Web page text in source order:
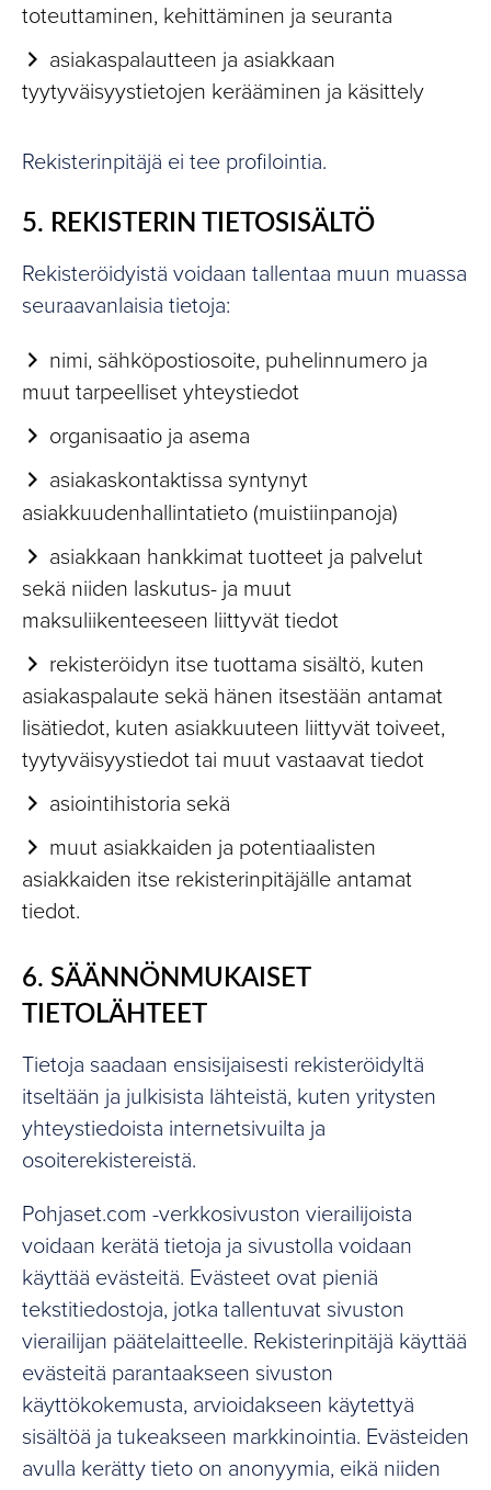
toteuttaminen, kehittäminen ja seuranta
asiakaspalautteen ja asiakkaan
tyytyväisyystietojen kerääminen ja käsittely
Rekisterinpitäjä ei tee profilointia.
5. REKISTERIN TIETOSISÄLTÖ
Rekisteröidyistä voidaan tallentaa muun muassa
seuraavanlaisia tietoja:
nimi, sähköpostiosoite, puhelinnumero ja
muut tarpeelliset yhteystiedot
organisaatio ja asema
asiakaskontaktissa syntynyt
asiakkuudenhallintatieto (muistiinpanoja)
asiakkaan hankkimat tuotteet ja palvelut
sekä niiden laskutus- ja muut
maksuliikenteeseen liittyvät tiedot
rekisteröidyn itse tuottama sisältö, kuten
asiakaspalaute sekä hänen itsestään antamat
lisätiedot, kuten asiakkuuteen liittyvät toiveet,
tyytyväisyystiedot tai muut vastaavat tiedot
asiointihistoria sekä
muut asiakkaiden ja potentiaalisten
asiakkaiden itse rekisterinpitäjälle antamat
tiedot.
6. SÄÄNNÖNMUKAISET
TIETOLÄHTEET
Tietoja saadaan ensisijaisesti rekisteröidyltä
itseltään ja julkisista lähteistä, kuten yritysten
yhteystiedoista internetsivuilta ja
osoiterekistereistä.
Pohjaset.com -verkkosivuston vierailijoista
voidaan kerätä tietoja ja sivustolla voidaan
käyttää evästeitä. Evästeet ovat pieniä
tekstitiedostoja, jotka tallentuvat sivuston
vierailijan päätelaitteelle. Rekisterinpitäjä käyttää
evästeitä parantaakseen sivuston
käyttökokemusta, arvioidakseen käytettyä
sisältöä ja tukeakseen markkinointia. Evästeiden
avulla kerätty tieto on anonyymia, eikä niiden